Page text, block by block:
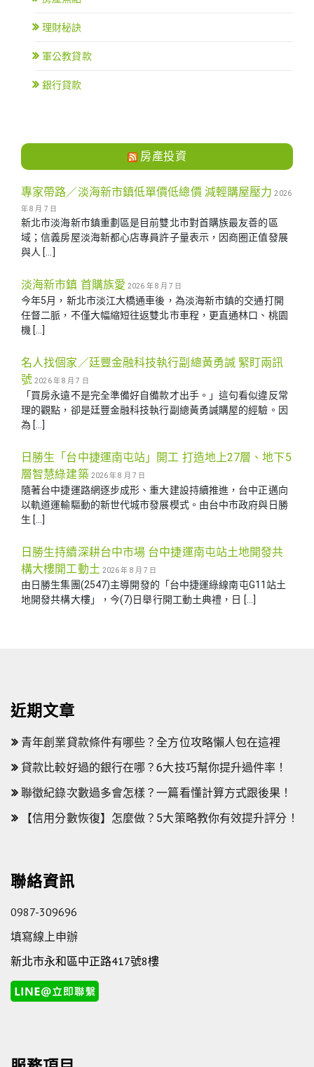
理財秘訣
軍公教貸款
銀行貸款
房產投資
專家帶路／淡海新市鎮低單價低總價 減輕購屋壓力 2026
年 8 月 7 日
新北市淡海新市鎮重劃區是目前雙北市對首購族最友善的區
域；信義房屋淡海新都心店專員許子量表示，因商圈正值發展
與人 […]
淡海新市鎮 首購族愛 2026 年 8 月 7 日
今年5月，新北市淡江大橋通車後，為淡海新市鎮的交通打開
任督二脈，不僅大幅縮短往返雙北市車程，更直通林口、桃園
機 […]
名人找個家／廷豐金融科技執行副總黃勇諴 緊盯兩訊
號 2026 年 8 月 7 日
「買房永遠不是完全準備好自備款才出手。」這句看似違反常
理的觀點，卻是廷豐金融科技執行副總黃勇諴購屋的經驗。因
為 […]
日勝生「台中捷運南屯站」開工 打造地上27層、地下5
層智慧綠建築 2026 年 8 月 7 日
隨著台中捷運路網逐步成形、重大建設持續推進，台中正邁向
以軌道運輸驅動的新世代城市發展模式。由台中市政府與日勝
生 […]
日勝生持續深耕台中市場 台中捷運南屯站土地開發共
構大樓開工動土 2026 年 8 月 7 日
由日勝生集團(2547)主導開發的「台中捷運綠線南屯G11站土
地開發共構大樓」，今(7)日舉行開工動土典禮，日 […]
近期文章
青年創業貸款條件有哪些？全方位攻略懶人包在這裡
貸款比較好過的銀行在哪？6大技巧幫你提升過件率！
聯徵紀錄次數過多會怎樣？一篇看懂計算方式跟後果！
【信用分數恢復】怎麼做？5大策略教你有效提升評分！
聯絡資訊
0987-309696
填寫線上申辦
新北市永和區中正路417號8樓